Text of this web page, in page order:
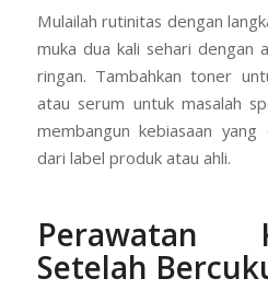
Mulailah rutinitas dengan
muka dua kali sehari dengan
ringan. Tambahkan toner
atau serum untuk masalah
membangun kebiasaan
dari label produk atau ahli.
Setelah